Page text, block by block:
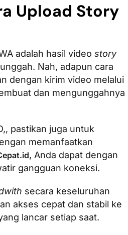
Upload Story
adalah hasil video story
Nah, adapun cara
dengan kirim video melalui
dan mengunggahnya
pastikan juga untuk
memanfaatkan
, Anda dapat dengan
gangguan koneksi.
secara keseluruhan
akses cepat dan stabil ke
lancar setiap saat.